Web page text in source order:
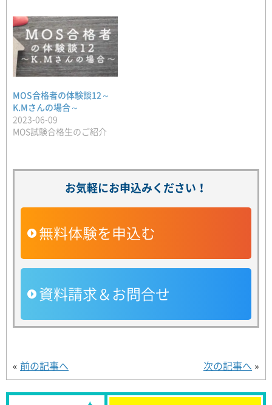
MOS合格者の体験談12～
K.Mさんの場合～
2023-06-09
MOS試験合格生のご紹介
お気軽にお申込みください！
無料体験を申込む
資料請求＆お問合せ
« 前の記事へ 次の記事へ »